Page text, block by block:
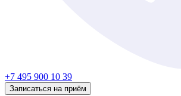
+7 495 900 10 39
Записаться на приём